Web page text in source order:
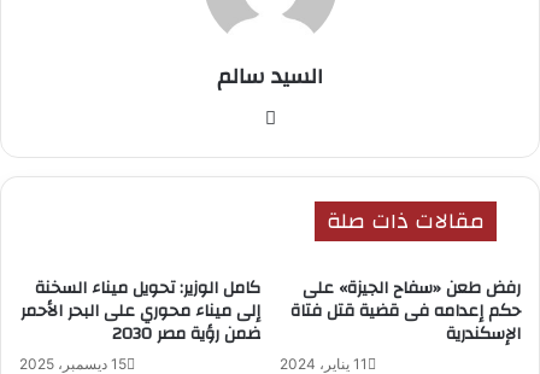
السيد سالم
الوي
مقالات ذات صلة
كامل الوزير: تحويل ميناء السخنة
إلى ميناء محوري على البحر الأحمر
ضمن رؤية مصر 2030
15 ديسمبر، 2025
رفض طعن «سفاح الجيزة» على
حكم إعدامه فى قضية قتل فتاة
الإسكندرية
11 يناير، 2024